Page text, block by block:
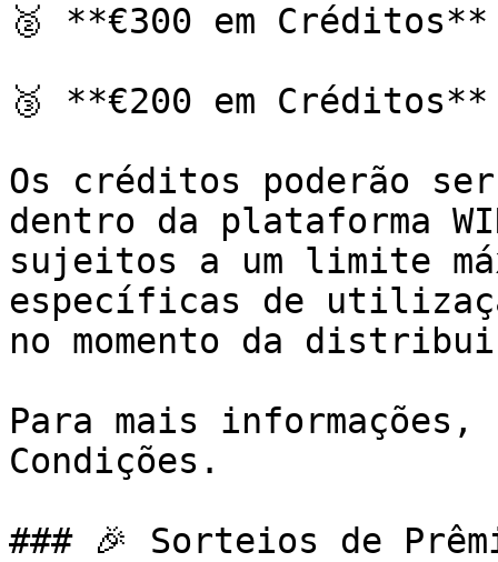
🥈 **€300 em Créditos**
🥉 **€200 em Créditos**
Os créditos poderão
dentro da plataforma
sujeitos a um limite
específicas de
no momento da
Para mais informações,
Condições.
### 🎉 Sorteios de